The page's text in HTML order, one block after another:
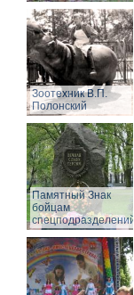
Зоотехник В.П.
Полонский
Памятный Знак
бойцам
спецподразделений